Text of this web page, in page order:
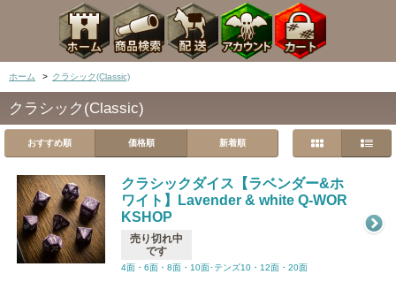
ホーム > クラシック(Classic)
クラシック(Classic)
おすすめ順 価格順 新着順
クラシックダイス【ラベンダー&ホ
ワイト】Lavender & white Q-WOR
KSHOP
売り切れ中
です
4面・6面・8面・10面･テンズ10・12面・20面